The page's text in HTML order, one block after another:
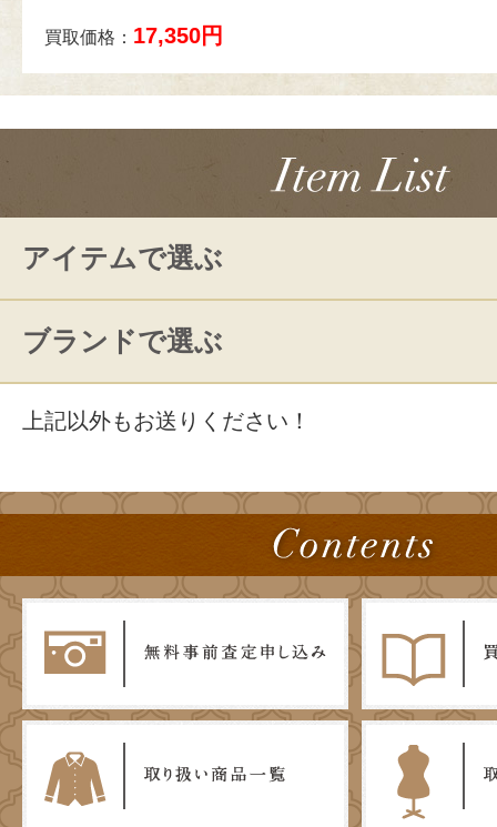
買取価格： 17,350円
アイテムで選ぶ
ブランドで選ぶ
上記以外もお送りください！